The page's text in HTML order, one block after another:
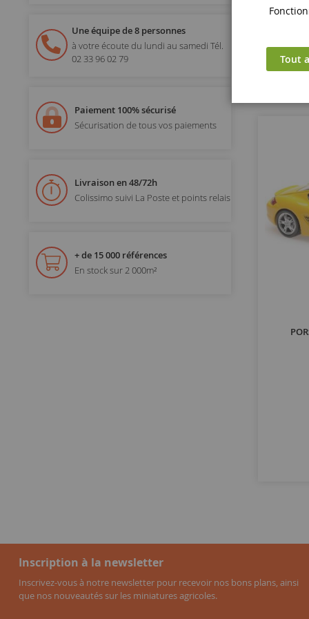
Une équipe de 8 personnes
à votre écoute du lundi au samedi Tél.
02 33 96 02 79
Paiement 100% sécurisé
Sécurisation de tous vos paiements
Livraison en 48/72h
Colissimo suivi La Poste et points relais
+ de 15 000 références
En stock sur 2 000m²
Inscription à la newsletter
Inscrivez-vous à notre newsletter pour recevoir nos bons plans, ainsi
que nos nouveautés sur les miniatures agricoles.
Tout